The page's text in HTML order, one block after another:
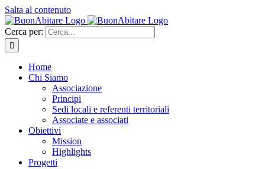
Salta al contenuto
Cerca per:
Home
Chi Siamo
Associazione
Principi
Sedi locali e referenti territoriali
Associate e associati
Obiettivi
Mission
Highlights
Progetti